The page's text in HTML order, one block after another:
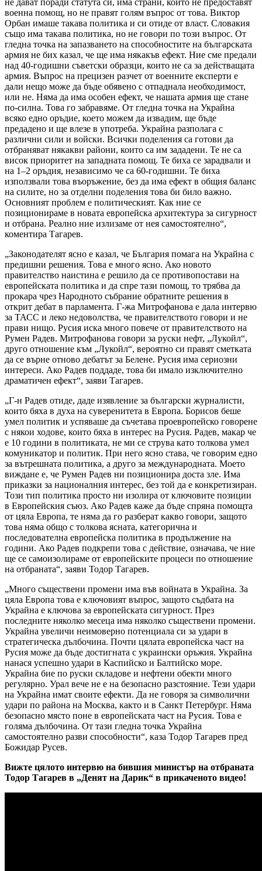
военна помощ, но не правят голям въпрос от това. Виктор
Орбан имаше такава политика и си отиде от власт. Словакия
също има такава политика, но не говори по този въпрос. От
гледна точка на запазването на способностите на българската
армия не бих казал, че ще има някакъв ефект. Ние сме предали
над 40-годишни съветски образци, които не са за действащата
армия. Въпрос на прецизен разчет от военните експерти е
дали нещо може да бъде обявено с отпаднала необходимост,
или не. Няма да има особен ефект, че нашата армия ще стане
по-силна. Това го забравяме. От гледна точка на Украйна
всяко едно оръдие, което можем да извадим, ще бъде
предадено и ще влезе в употреба. Украйна разполага с
различни сили и войски. Всички поделения са готови да
отбраняват някакви райони, които са им зададени. Те не са
висок приоритет на западната помощ. Те биха се зарадвали и
на 1–2 оръдия, независимо че са 60-годишни. Те биха
използвали това въоръжение, без да има ефект в общия баланс
на силите, но за отделни поделения това би било важно.
Основният проблем е политическият. Как ние се
позиционираме в новата европейска архитектура за сигурност
и отбрана. Реално ние излизаме от нея самостоятелно“,
коментира Тагарев.
„Законодателят ясно е казал, че България помага на Украйна с
предишни решения. Това е много ясно. Ако новото
правителство наистина е решило да се противопостави на
европейската политика и да спре тази помощ, то трябва да
прокара чрез Народното събрание обратните решения в
открит дебат в парламента. Г-жа Митрофанова е дала интервю
за ТАСС и леко недоволства, че правителството говори и не
прави нищо. Русия иска много повече от правителството на
Румен Радев. Митрофанова говори за руски нефт, „Лукойл“,
друго отношение към „Лукойл“, вероятно си правят сметката
да се върне отново дебатът за Белене. Русия има сериозни
интереси. Ако Радев поддаде, това би имало изключително
драматичен ефект“, заяви Тагарев.
„Г-н Радев отиде, даде изявление за български журналисти,
които бяха в духа на суверенитета в Европа. Борисов беше
умел политик и успяваше да съчетава проевропейско говорене
с някои ходове, които бяха в интерес на Русия. Радев, макар че
е 10 години в политиката, не ми се струва като толкова умел
комуникатор и политик. При него ясно става, че говорим едно
за вътрешната политика, а друго за международната. Моето
виждане е, че Румен Радев ни позиционира доста зле. Има
приказки за националния интерес, без той да е конкретизиран.
Този тип политика просто ни изолира от ключовите позиции
в Европейския съюз. Ако Радев каже да бъде спряна помощта
от цяла Европа, те няма да го разберат какво говори, защото
това няма общо с толкова ясната, категорична и
последователна европейска политика в продължение на
години. Ако Радев подкрепи това с действие, означава, че ние
ще се самоизолираме от европейските процеси по отношение
на отбраната“, заяви Тодор Тагарев.
„Много съществени промени има във войната в Украйна. За
цяла Европа това е ключовият въпрос, защото съдбата на
Украйна е ключова за европейската сигурност. През
последните няколко месеца има няколко съществени промени.
Украйна увеличи неимоверно потенциала си за удари в
стратегическа дълбочина. Почти цялата европейска част на
Русия може да бъде достигната с украински оръжия. Украйна
нанася успешно удари в Каспийско и Балтийско море.
Украйна бие по руски складове и нефтени обекти много
регулярно. Урал вече не е на безопасно разстояние. Тези удари
на Украйна имат своите ефекти. Да не говоря за символични
удари по района на Москва, както и в Санкт Петербург. Няма
безопасно място поне в европейската част на Русия. Това е
голяма дълбочина. От тази гледна точка Украйна
самостоятелно разви способности“, каза Тодор Тагарев пред
Божидар Русев.
Вижте цялото интервю на бившия министър на отбраната
Тодор Тагарев в „Денят на Дарик“ в прикаченото видео!